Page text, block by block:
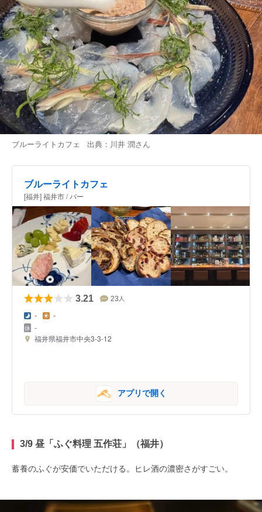
ブルーライトカフェ 出典： 川井 潤さん
ブルーライトカフェ
[福井] 福井市 / バー
3.21 23 人
- -
-
福井県福井市中央3-3-12
アプリで開く
3/9 昼「ふぐ料理 五作荘」（福井）
蓄養のふぐが安価でいただける。ヒレ酒の濃密さがすごい。